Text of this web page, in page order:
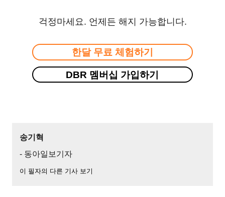
걱정마세요. 언제든 해지 가능합니다.
한달 무료 체험하기
DBR 멤버십 가입하기
송기혁
- 동아일보기자
이 필자의 다른 기사 보기